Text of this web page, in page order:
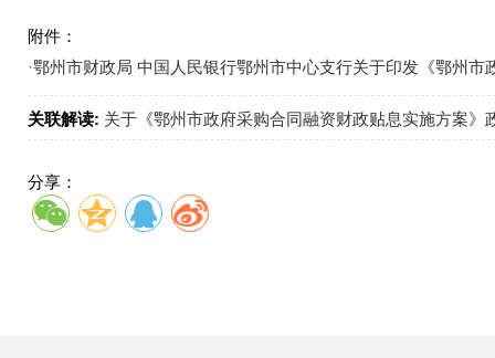
附件：
·鄂州市财政局 中国人民银行鄂州市中心支行关于印发《鄂州
关联解读: 关于《鄂州市政府采购合同融资财政贴息实施方案》
分享：